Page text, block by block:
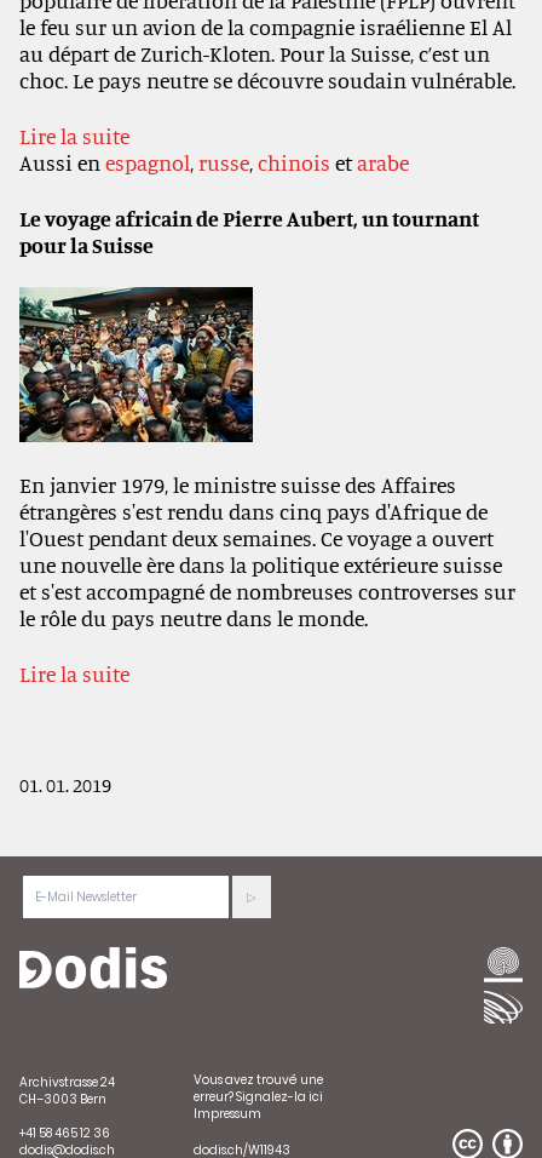
le feu sur un avion de la compagnie israélienne El Al
au départ de Zurich-Kloten. Pour la Suisse, c’est un
choc. Le pays neutre se découvre soudain vulnérable.
Lire la suite
Aussi enespagnol,russe,chinois etarabe
Le voyage africain de Pierre Aubert, un tournant
pour la Suisse
En janvier 1979, le ministre suisse des Affaires
étrangères s'est rendu dans cinq pays d'Afrique de
l'Ouest pendant deux semaines. Ce voyage a ouvert
une nouvelle ère dans la politique extérieure suisse
et s'est accompagné de nombreuses controverses sur
le rôle du pays neutre dans le monde.
Lire la suite
01. 01. 2019
Archivstrasse 24
CH–3003 Bern
+41 58 465 12 36
dodis@dodis.ch
Vous avez trouvé une
erreur?Signalez-la ici
Impressum
dodis.ch/W11943